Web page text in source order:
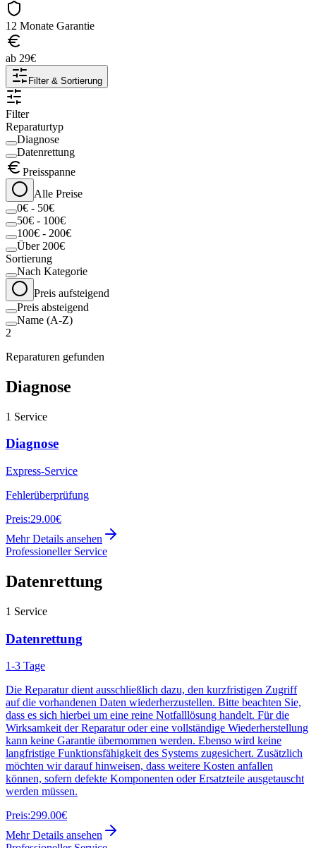
12 Monate Garantie
ab 29€
Filter & Sortierung
Filter
Reparaturtyp
Diagnose
Datenrettung
Preisspanne
Alle Preise
0€ - 50€
50€ - 100€
100€ - 200€
Über 200€
Sortierung
Nach Kategorie
Preis aufsteigend
Preis absteigend
Name (A-Z)
2
Reparaturen gefunden
Diagnose
1 Service
Diagnose
Express-Service
Fehlerüberprüfung
Preis:29.00€
Mehr Details ansehen
Professioneller Service
Datenrettung
1 Service
Datenrettung
1-3 Tage
Die Reparatur dient ausschließlich dazu, den kurzfristigen Zugriff
auf die vorhandenen Daten wiederherzustellen. Bitte beachten Sie,
dass es sich hierbei um eine reine Notfalllösung handelt. Für die
Wirksamkeit der Reparatur oder eine vollständige Wiederherstellung
kann keine Garantie übernommen werden. Ebenso wird keine
langfristige Funktionsfähigkeit des Systems zugesichert. Zusätzlich
möchten wir darauf hinweisen, dass weitere Kosten anfallen
können, sofern defekte Komponenten oder Ersatzteile ausgetauscht
werden müssen.
Preis:299.00€
Mehr Details ansehen